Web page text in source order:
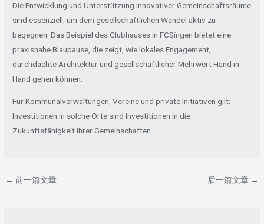
Die Entwicklung und Unterstützung innovativer Gemeinschaftsräume
sind essenziell, um dem gesellschaftlichen Wandel aktiv zu
begegnen. Das Beispiel des Clubhauses in FCSingen bietet eine
praxisnahe Blaupause, die zeigt, wie lokales Engagement,
durchdachte Architektur und gesellschaftlicher Mehrwert Hand in
Hand gehen können.
Für Kommunalverwaltungen, Vereine und private Initiativen gilt:
Investitionen in solche Orte sind Investitionen in die
Zukunftsfähigkeit ihrer Gemeinschaften.
← 前一篇文章 后一篇文章 →